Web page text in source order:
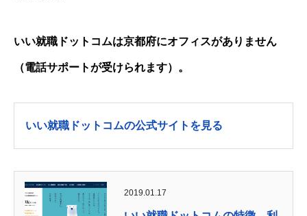
いい就職ドットコムは京都府にオフィスがありません
（電話サポートが受けられます）。
いい就職ドットコムの公式サイトを見る
2019.01.17